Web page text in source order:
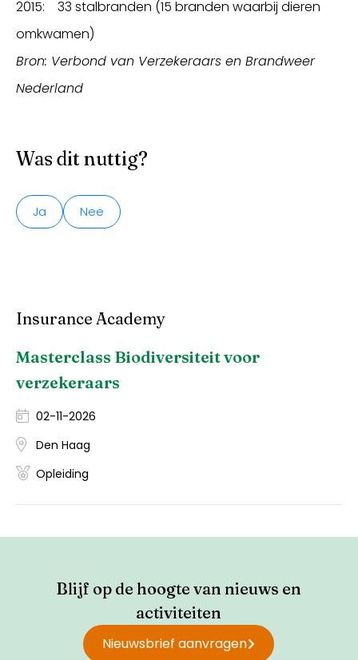
2015: 33 stalbranden (15 branden waarbij dieren
omkwamen)
Bron: Verbond van Verzekeraars en Brandweer
Nederland
Was dit nuttig?
Ja Nee
Insurance Academy
Masterclass Biodiversiteit voor
verzekeraars
02-11-2026
Den Haag
Opleiding
Blijf op de hoogte van nieuws en
activiteiten
Nieuwsbrief aanvragen